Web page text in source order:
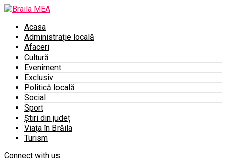
Acasa
Administrație locală
Afaceri
Cultură
Eveniment
Exclusiv
Politică locală
Social
Sport
Știri din județ
Viața în Brăila
Turism
Connect with us